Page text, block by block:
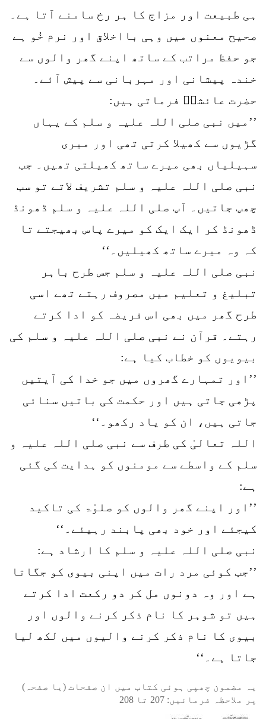
ہی طبیعت اور مزاج کا ہر رخ سامنے آتا ہے۔
صحیح معنوں میں وہی بااخلاق اور نرم خُو ہے
جو حفظ مراتب کے ساتھ اپنے گھر والوں سے
خندہ پیشانی اور مہربانی سے پیش آئے۔
حضرت عائشہؓ فرماتی ہیں:
’’میں نبی صلی اللہ علیہ و سلم کے یہاں
گڑیوں سے کھیلا کرتی تھی اور میری
سہیلیاں بھی میرے ساتھ کھیلتی تھیں۔ جب
نبی صلی اللہ علیہ و سلم تشریف لاتے تو سب
چھپ جاتیں۔ آپ صلی اللہ علیہ و سلم ڈھونڈ
ڈھونڈ کر ایک ایک کو میرے پاس بھیجتے تا
کہ وہ میرے ساتھ کھیلیں۔‘‘
نبی صلی اللہ علیہ و سلم جس طرح باہر
تبلیغ و تعلیم میں مصروف رہتے تھے اسی
طرح گھر میں بھی اس فریضہ کو ادا کرتے
رہتے۔ قرآن نے نبی صلی اللہ علیہ و سلم کی
بیویوں کو خطاب کیا ہے:
’’اور تمہارے گھروں میں جو خدا کی آیتیں
پڑھی جاتی ہیں اور حکمت کی باتیں سنائی
جاتی ہیں، ان کو یاد رکھو۔‘‘
اللہ تعالیٰ کی طرف سے نبی صلی اللہ علیہ و
سلم کے واسطے سے مومنوں کو ہدایت کی گئی
ہے:
’’اور اپنے گھر والوں کو صلوٰۃ کی تاکید
کیجئے اور خود بھی پابند رہیئے۔‘‘
نبی صلی اللہ علیہ و سلم کا ارشاد ہے:
’’جب کوئی مرد رات میں اپنی بیوی کو جگاتا
ہے اور وہ دونوں مل کر دو رکعت ادا کرتے
ہیں تو شوہر کا نام ذکر کرنے والوں اور
بیوی کا نام ذکر کرنے والیوں میں لکھ لیا
جاتا ہے۔‘‘
یہ مضمون چھپی ہوئی کتاب میں ان صفحات (یا صفحہ)
پر ملاحظہ فرمائیں: 207 تا 208